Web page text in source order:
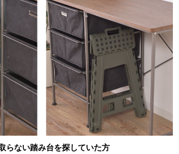
らない踏み台を探していた方